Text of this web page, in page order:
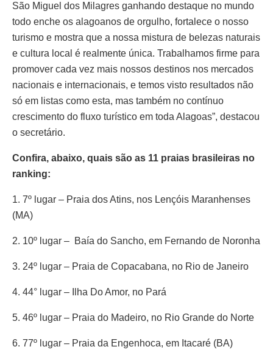
São Miguel dos Milagres ganhando destaque no mundo
todo enche os alagoanos de orgulho, fortalece o nosso
turismo e mostra que a nossa mistura de belezas naturais
e cultura local é realmente única. Trabalhamos firme para
promover cada vez mais nossos destinos nos mercados
nacionais e internacionais, e temos visto resultados não
só em listas como esta, mas também no contínuo
crescimento do fluxo turístico em toda Alagoas”, destacou
o secretário.
Confira, abaixo, quais são as 11 praias brasileiras no
ranking:
1. 7º lugar – Praia dos Atins, nos Lençóis Maranhenses
(MA)
2. 10º lugar – Baía do Sancho, em Fernando de Noronha
3. 24º lugar – Praia de Copacabana, no Rio de Janeiro
4. 44° lugar – Ilha Do Amor, no Pará
5. 46º lugar – Praia do Madeiro, no Rio Grande do Norte
6. 77º lugar – Praia da Engenhoca, em Itacaré (BA)